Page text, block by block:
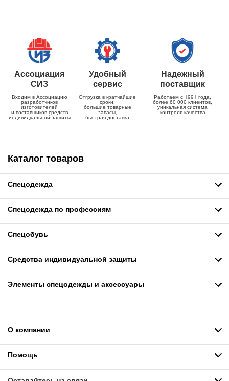
Ассоциация
СИЗ
Входим в Ассоциацию
разработчиков
изготовителей
и поставщиков средств
индивидуальной защиты
Удобный
сервис
Отгрузка в кратчайшие
сроки,
большие товарные
запасы,
быстрая доставка
Надежный
поставщик
Работаем с 1991 года,
более 60 000 клиентов,
уникальная система
контроля качества
Каталог товаров
Спецодежда
Спецодежда по профессиям
Спецобувь
Средства индивидуальной защиты
Элементы спецодежды и аксессуары
О компании
Помощь